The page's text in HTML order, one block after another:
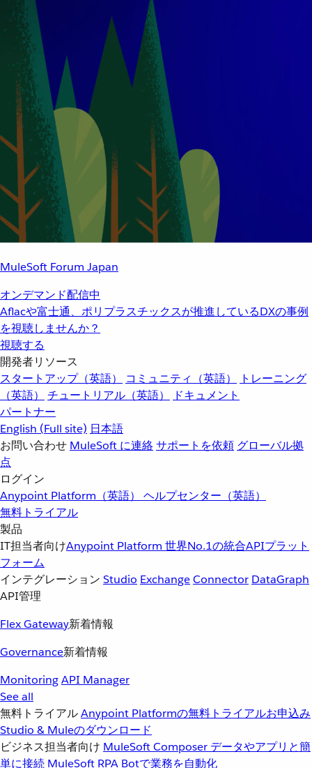
MuleSoft Forum Japan
オンデマンド配信中
Aflacや富士通、ポリプラスチックスが推進しているDXの事例
を視聴しませんか？
視聴する
開発者リソース
スタートアップ（英語）
コミュニティ（英語）
トレーニング
（英語）
チュートリアル（英語）
ドキュメント
パートナー
English (Full site) 日本語
お問い合わせ MuleSoft に連絡サポートを依頼 グローバル拠
点
ログイン
Anypoint Platform（英語） ヘルプセンター（英語）
無料トライアル
製品
IT担当者向けAnypoint Platform 世界No.1の統合APIプラット
フォーム
インテグレーション Studio ExchangeConnector DataGraph
API管理
Flex Gateway新着情報
Governance新着情報
MonitoringAPI Manager
See all
無料トライアルAnypoint Platformの無料トライアルお申込み
Studio & Muleのダウンロード
ビジネス担当者向け MuleSoft Composer データやアプリと簡
単に接続 MuleSoft RPA Botで業務を自動化